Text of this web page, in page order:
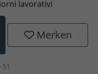
lavorativi
Merken